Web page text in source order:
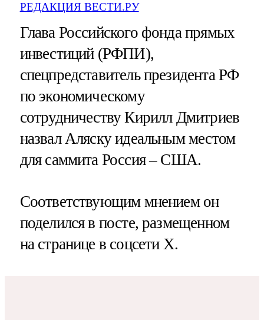
РЕДАКЦИЯ ВЕСТИ.РУ
Глава Российского фонда прямых
инвестиций (РФПИ),
спецпредставитель президента РФ
по экономическому
сотрудничеству Кирилл Дмитриев
назвал Аляску идеальным местом
для саммита Россия – США.
Соответствующим мнением он
поделился в посте, размещенном
на странице в соцсети X.